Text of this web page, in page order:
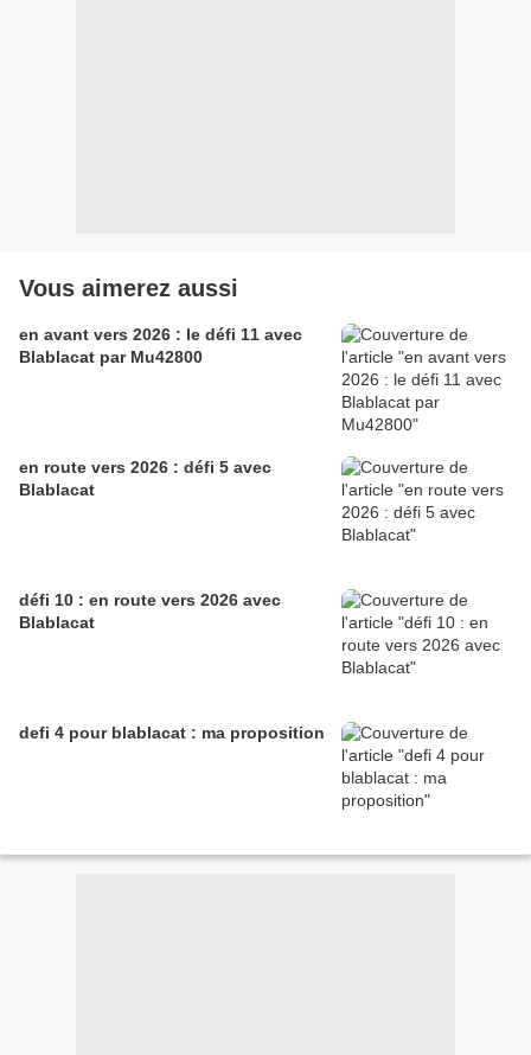
Vous aimerez aussi
en avant vers 2026 : le défi 11 avec
Blablacat par Mu42800
en route vers 2026 : défi 5 avec
Blablacat
défi 10 : en route vers 2026 avec
Blablacat
defi 4 pour blablacat : ma proposition